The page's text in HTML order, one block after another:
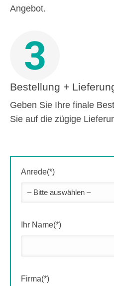
Angebot.
3
Bestellung +
Geben Sie Ihre finale
Sie auf die zügige
Anrede(*)
Ihr Name(*)
Firma(*)